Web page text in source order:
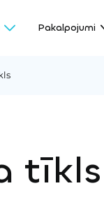
Pakalpojumi
tīkls